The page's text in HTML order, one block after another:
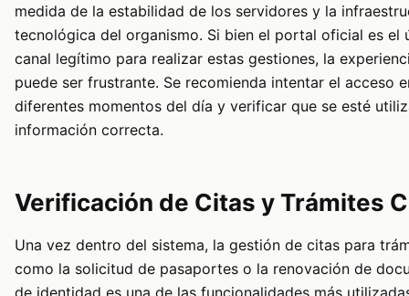
medida de la estabilidad de los servidores y la
tecnológica del organismo. Si bien el portal oficial es el
canal legítimo para realizar estas gestiones, la
puede ser frustrante. Se recomienda intentar el acceso
diferentes momentos del día y verificar que se esté
información correcta.
Verificación de Citas y Trámites
Una vez dentro del sistema, la gestión de citas para
como la solicitud de pasaportes o la renovación de